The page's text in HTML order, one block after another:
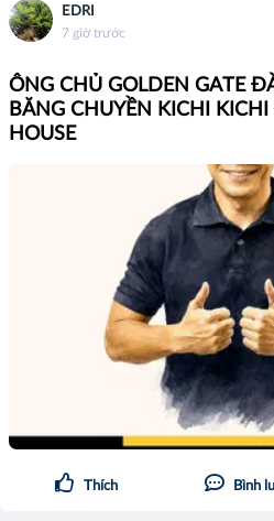
EDRI
7 giờ trước
ÔNG CHỦ GOLDEN GATE
BĂNG CHUYỀN KICHI
HOUSE
Thích Bình